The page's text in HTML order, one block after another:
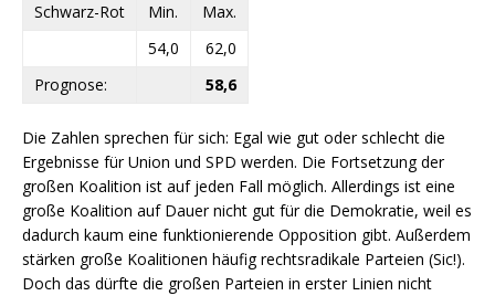
Schwarz-Rot Min.
Max.
54,0
62,0
Prognose:
58,6
Die Zahlen sprechen für sich: Egal wie gut oder schlecht die
Ergebnisse für Union und SPD werden. Die Fortsetzung der
großen Koalition ist auf jeden Fall möglich. Allerdings ist eine
große Koalition auf Dauer nicht gut für die Demokratie, weil es
dadurch kaum eine funktionierende Opposition gibt. Außerdem
stärken große Koalitionen häufig rechtsradikale Parteien (Sic!).
Doch das dürfte die großen Parteien in erster Linien nicht